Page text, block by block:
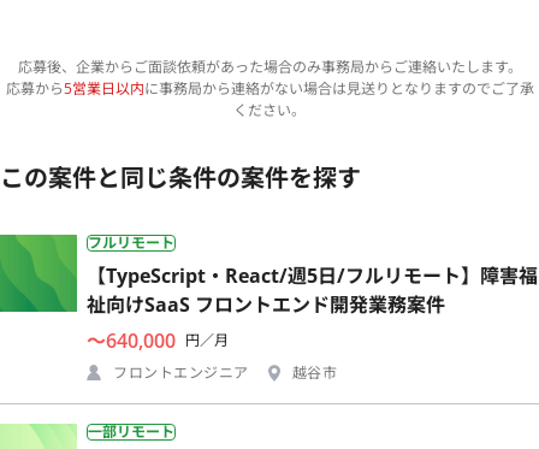
応募後、企業からご面談依頼があった場合のみ事務局からご連絡いたします。
応募から5営業日以内に事務局から連絡がない場合は見送りとなりますのでご了承
ください。
この案件と同じ条件の案件を探す
フルリモート
【TypeScript・React/週5日/フルリモート】障害福
祉向けSaaS フロントエンド開発業務案件
〜640,000 円／月
フロントエンジニア
越谷市
一部リモート